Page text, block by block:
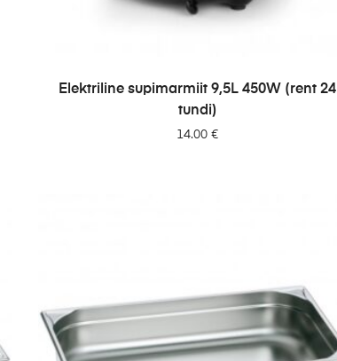
LISA PÄRINGUSSE
Elektriline supimarmiit 9,5L 450W (rent 24
tundi)
14.00€